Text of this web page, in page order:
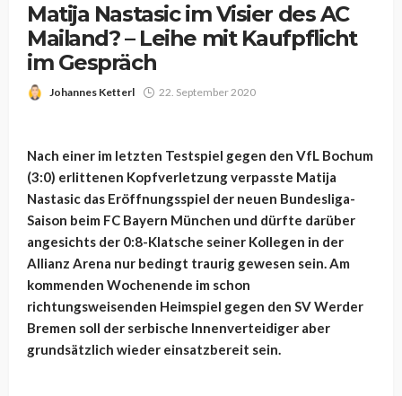
Matija Nastasic im Visier des AC
Mailand? – Leihe mit Kaufpflicht
im Gespräch
Johannes Ketterl 22. September 2020
Nach einer im letzten Testspiel gegen den VfL Bochum
(3:0) erlittenen Kopfverletzung verpasste Matija
Nastasic das Eröffnungsspiel der neuen Bundesliga-
Saison beim FC Bayern München und dürfte darüber
angesichts der 0:8-Klatsche seiner Kollegen in der
Allianz Arena nur bedingt traurig gewesen sein. Am
kommenden Wochenende im schon
richtungsweisenden Heimspiel gegen den SV Werder
Bremen soll der serbische Innenverteidiger aber
grundsätzlich wieder einsatzbereit sein.